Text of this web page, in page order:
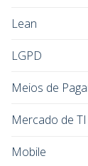
Lean
LGPD
Meios de
Mercado de TI
Mobile